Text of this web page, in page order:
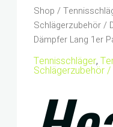
Shop /
Schlägerzubehör /
Dämpfer Lang 1er
Tennisschläger,
Schlägerzubehör